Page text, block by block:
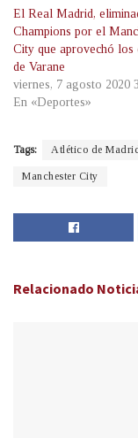
El Real Madrid,
Champions por el
City que aprovechó los
de Varane
viernes, 7 agosto 2020
En «Deportes»
Tags: Atlético de
Manchester City
Relacionado